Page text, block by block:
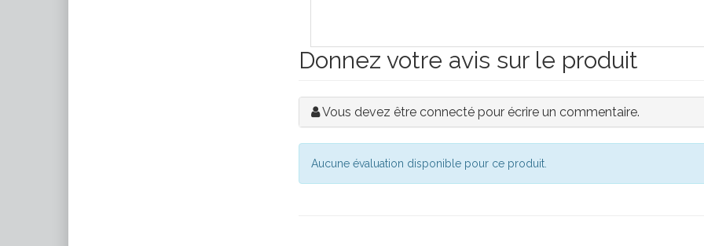
Donnez votre avis sur le produit
Vous devez être connecté pour écrire un commentaire.
Aucune évaluation disponible pour ce produit.